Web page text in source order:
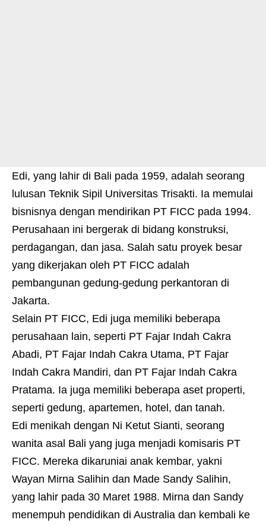
Edi, yang lahir di Bali pada 1959, adalah seorang
lulusan Teknik Sipil Universitas Trisakti. Ia memulai
bisnisnya dengan mendirikan PT FICC pada 1994.
Perusahaan ini bergerak di bidang konstruksi,
perdagangan, dan jasa. Salah satu proyek besar
yang dikerjakan oleh PT FICC adalah
pembangunan gedung-gedung perkantoran di
Jakarta.
Selain PT FICC, Edi juga memiliki beberapa
perusahaan lain, seperti PT Fajar Indah Cakra
Abadi, PT Fajar Indah Cakra Utama, PT Fajar
Indah Cakra Mandiri, dan PT Fajar Indah Cakra
Pratama. Ia juga memiliki beberapa aset properti,
seperti gedung, apartemen, hotel, dan tanah.
Edi menikah dengan Ni Ketut Sianti, seorang
wanita asal Bali yang juga menjadi komisaris PT
FICC. Mereka dikaruniai anak kembar, yakni
Wayan Mirna Salihin dan Made Sandy Salihin,
yang lahir pada 30 Maret 1988. Mirna dan Sandy
menempuh pendidikan di Australia dan kembali ke